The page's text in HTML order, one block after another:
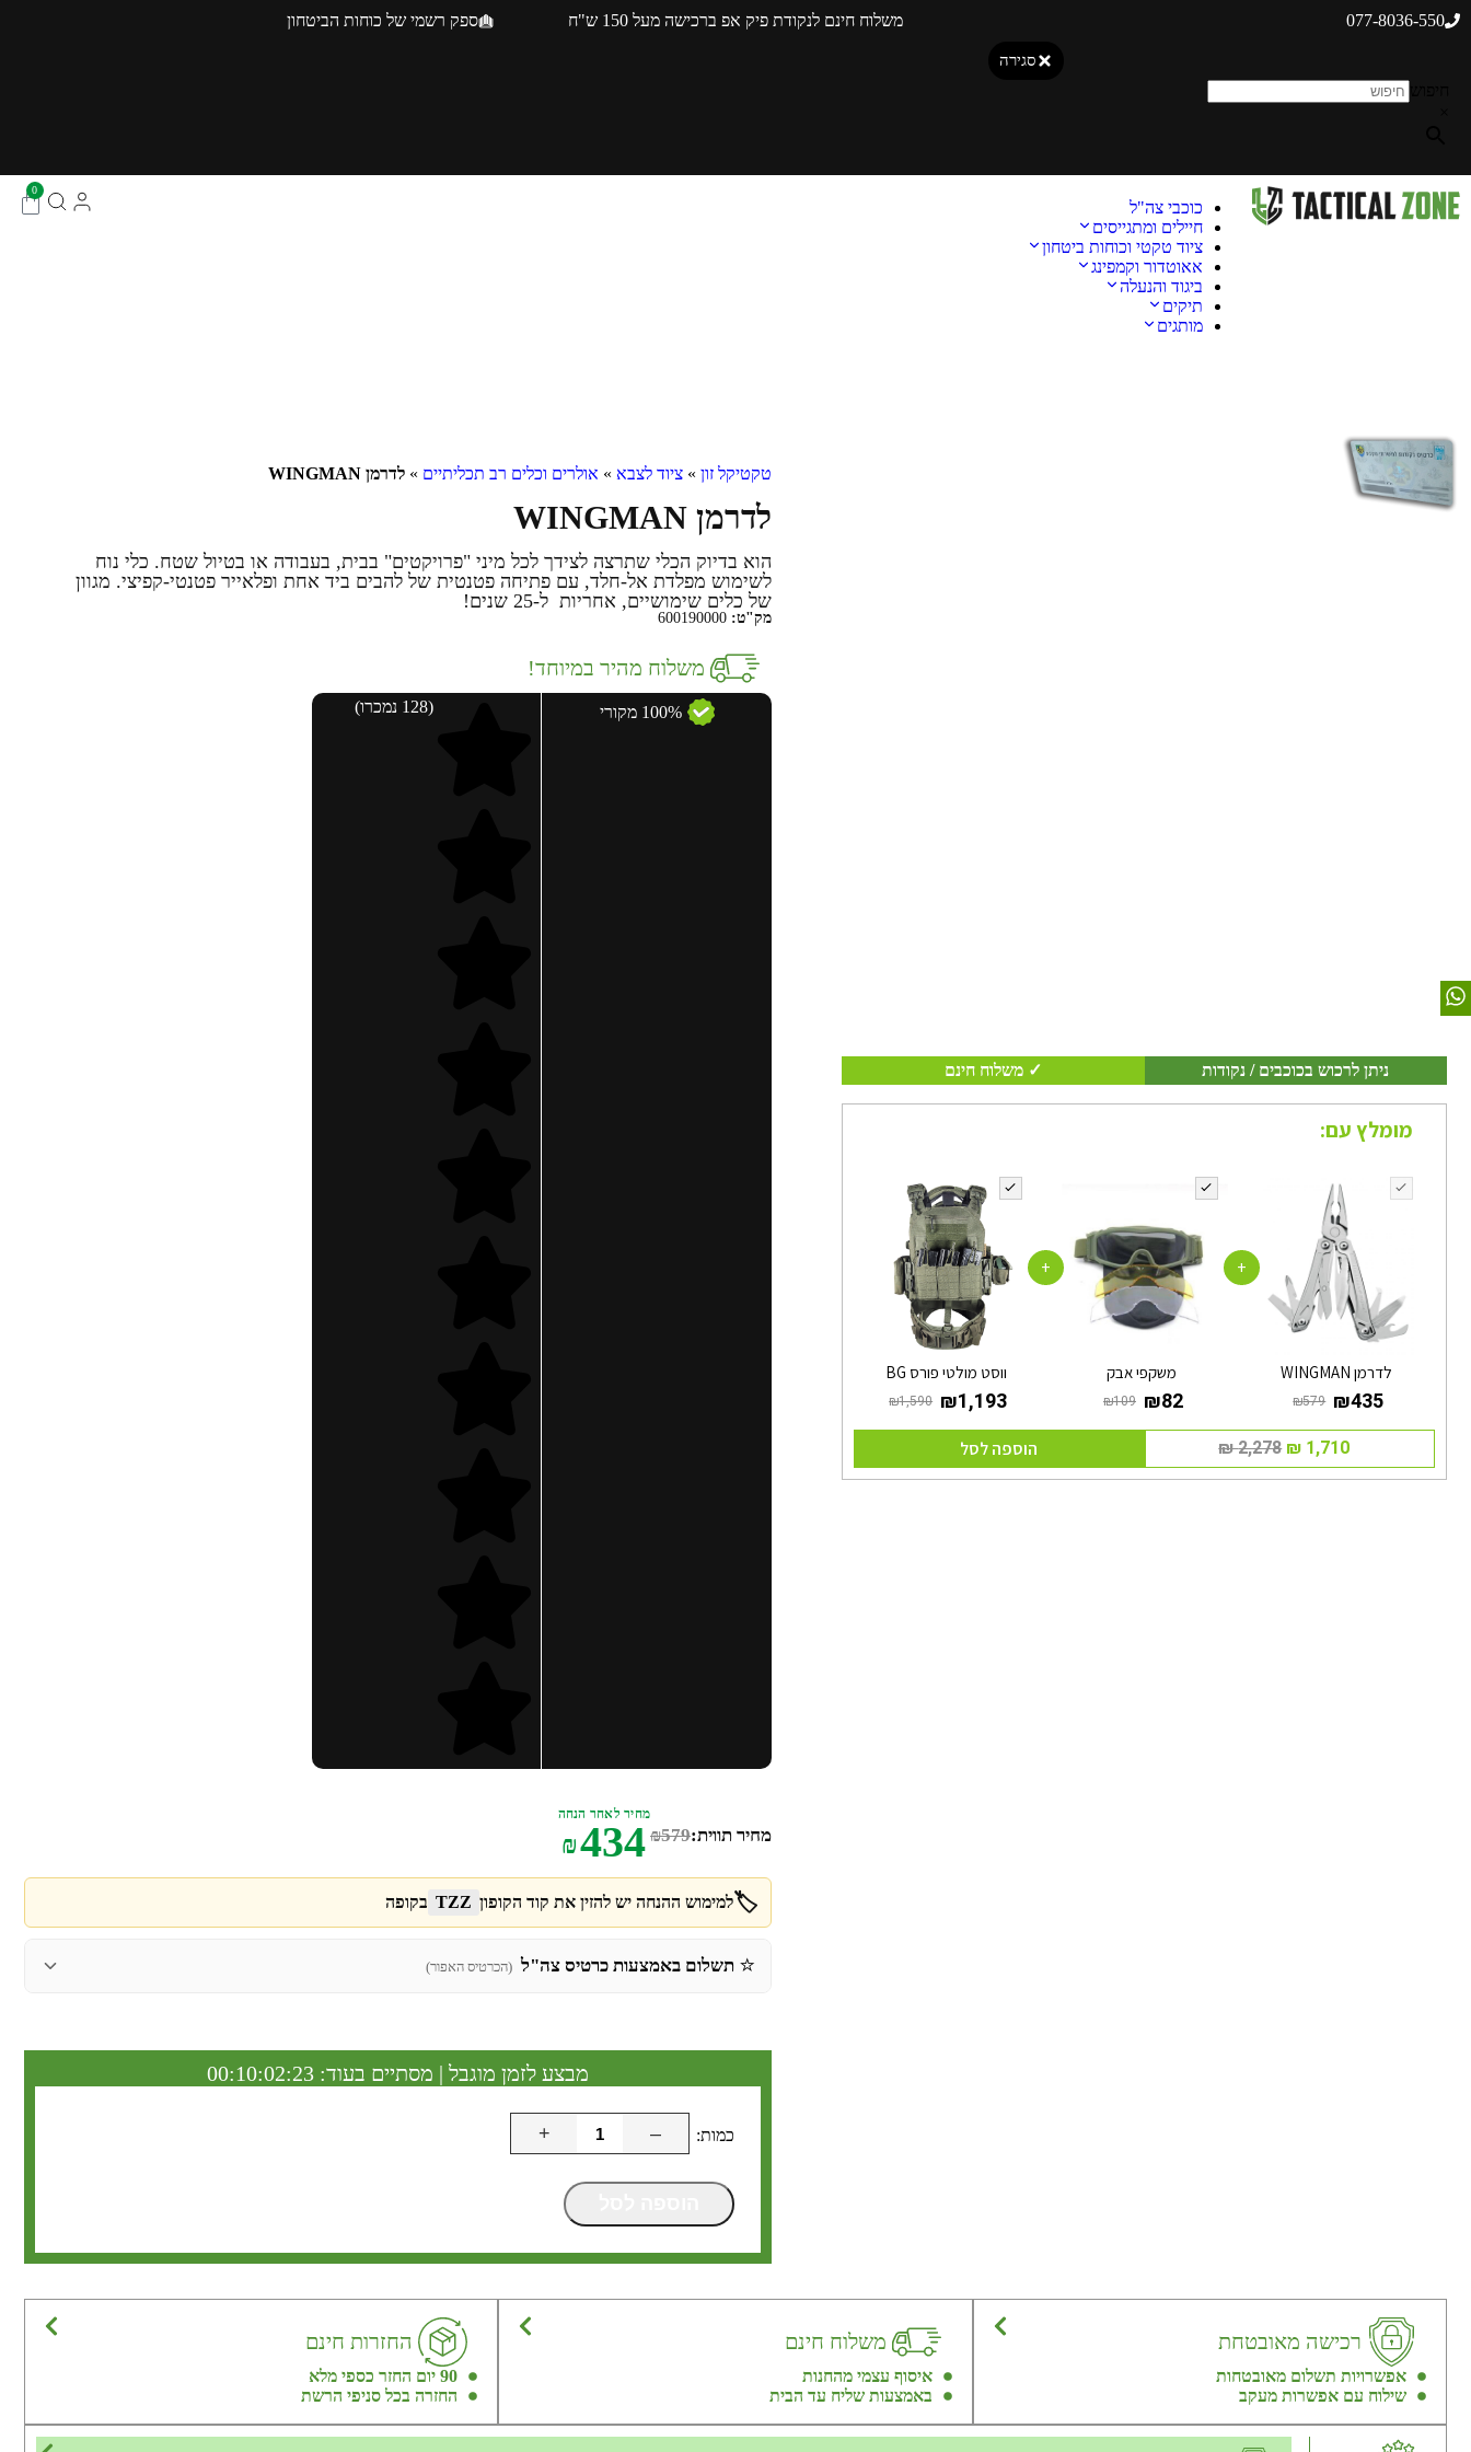
077-8036-550 משלוח חינם לנקודת פיק אפ ברכישה מעל 150 ש"ח ספק רשמי של כוחות הביטחון
סגירה
כוכבי צה"ל
חיילים ומתגייסים
ציוד טקטי וכוחות ביטחון
אאוטדור וקמפינג
ביגוד והנעלה
תיקים
מותגים
0
ניתן לרכוש בכוכבים / נקודות ✓ משלוח חינם
מומלץ עם:
לדרמן WINGMAN
‏579 ₪
+
משקפי אבק
+
ווסט מולטי פורס BG
‏2,278 ₪ הוספה לסל
טקטיקל זון » ציוד לצבא » אולרים וכלים רב תכליתיים » לדרמן WINGMAN
לדרמן WINGMAN
הוא בדיוק הכלי שתרצה לצידך לכל מיני "פרויקטים" בבית, בעבודה או בטיול שטח. כלי נוח
לשימוש מפלדת אל-חלד, עם פתיחה פטנטית של להבים ביד אחת ופלאייר פטנטי-קפיצי. מגוון
של כלים שימושיים, אחריות ל-25 שנים!
מק"ט:
משלוח מהיר במיוחד!
100% מקורי (128 נמכרו)
מחיר תווית: ₪579
מחיר לאחר הנחה
₪434
🏷️למימוש ההנחה יש להזין את קוד הקופון TZZ בקופה
⭐ תשלום באמצעות כרטיס צה"ל (הכרטיס האפור)
מבצע לזמן מוגבל | מסתיים בעוד: 00:10:02:22
–
+
רכישה מאובטחת
אפשרויות תשלום מאובטחות
שילוח עם אפשרות מעקב
משלוח חינם
איסוף עצמי מהחנות
באמצעות שליח עד הבית
החזרות חינם
90 יום החזר כספי מלא
החזרה בכל סניפי הרשת